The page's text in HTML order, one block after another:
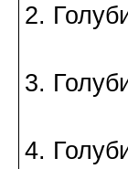
2.
3.
4.